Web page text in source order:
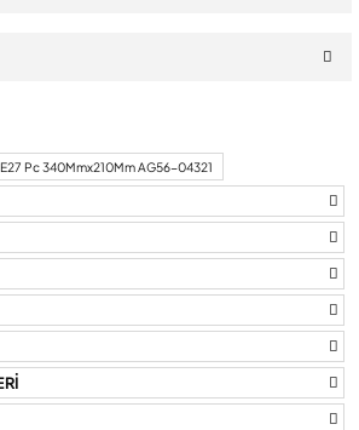
ürün açıklamalarında ve diğer
noktaları öneri formunu kullanarak
teşekkür ederiz.
bozuk veya görüntülenemiyor.
eksik bilgiler bulunuyor.
bulunuyor.
daha pahalı.
alternatifler olmalı.
E27 Pc 340Mmx210Mm AG56-04321